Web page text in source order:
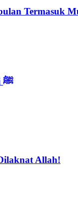
Termasuk
4 Ciri Munafik Sejati dalam Hadis Nabi ﷺ
Allah!